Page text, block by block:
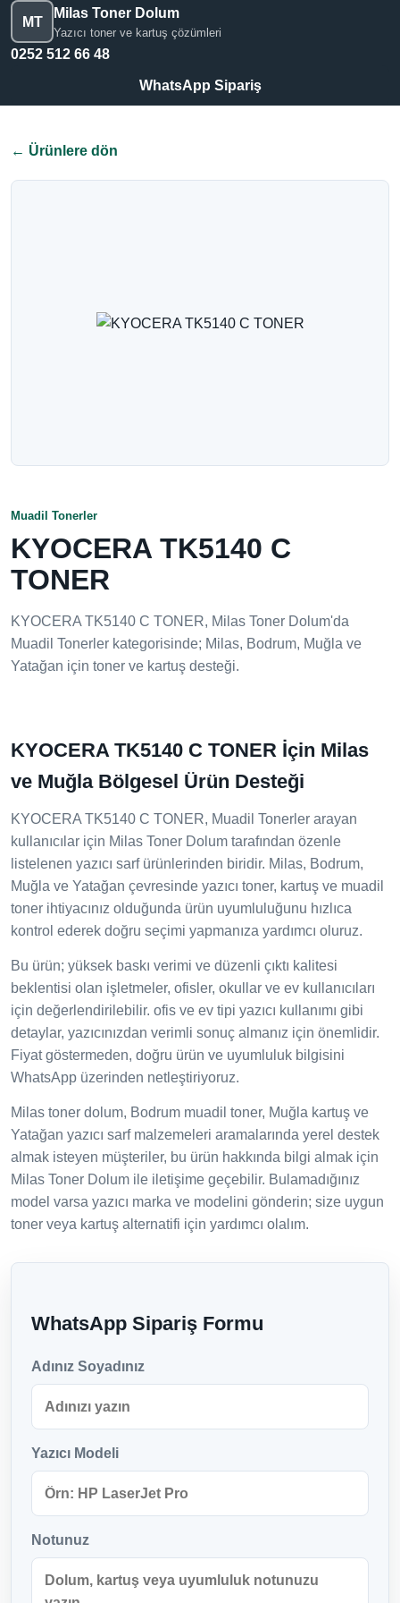
MT
Milas Toner Dolum
Yazıcı toner ve kartuş çözümleri
0252 512 66 48
WhatsApp Sipariş
← Ürünlere dön
Muadil Tonerler
KYOCERA TK5140 C
TONER
KYOCERA TK5140 C TONER, Milas Toner Dolum'da
Muadil Tonerler kategorisinde; Milas, Bodrum, Muğla ve
Yatağan için toner ve kartuş desteği.
KYOCERA TK5140 C TONER İçin Milas
ve Muğla Bölgesel Ürün Desteği
KYOCERA TK5140 C TONER, Muadil Tonerler arayan
kullanıcılar için Milas Toner Dolum tarafından özenle
listelenen yazıcı sarf ürünlerinden biridir. Milas, Bodrum,
Muğla ve Yatağan çevresinde yazıcı toner, kartuş ve muadil
toner ihtiyacınız olduğunda ürün uyumluluğunu hızlıca
kontrol ederek doğru seçimi yapmanıza yardımcı oluruz.
Bu ürün; yüksek baskı verimi ve düzenli çıktı kalitesi
beklentisi olan işletmeler, ofisler, okullar ve ev kullanıcıları
için değerlendirilebilir. ofis ve ev tipi yazıcı kullanımı gibi
detaylar, yazıcınızdan verimli sonuç almanız için önemlidir.
Fiyat göstermeden, doğru ürün ve uyumluluk bilgisini
WhatsApp üzerinden netleştiriyoruz.
Milas toner dolum, Bodrum muadil toner, Muğla kartuş ve
Yatağan yazıcı sarf malzemeleri aramalarında yerel destek
almak isteyen müşteriler, bu ürün hakkında bilgi almak için
Milas Toner Dolum ile iletişime geçebilir. Bulamadığınız
model varsa yazıcı marka ve modelini gönderin; size uygun
toner veya kartuş alternatifi için yardımcı olalım.
WhatsApp Sipariş Formu
Adınız Soyadınız
Yazıcı Modeli
Notunuz